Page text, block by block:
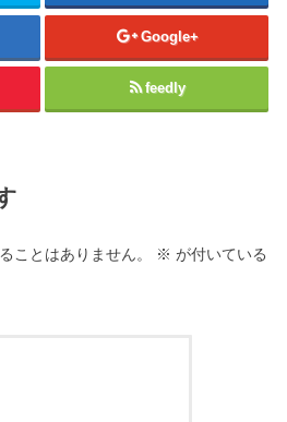
Google+
feedly
ことはありません。 ※ が付いている